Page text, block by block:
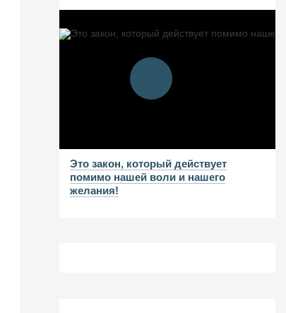
Это закон, который действует
помимо нашей воли и нашего
желания!